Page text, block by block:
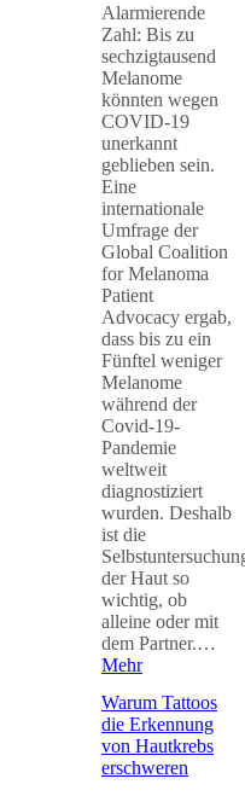
Alarmierende
Zahl: Bis zu
sechzigtausend
Melanome
könnten wegen
COVID-19
unerkannt
geblieben sein.
Eine
internationale
Umfrage der
Global Coalition
for Melanoma
Patient
Advocacy ergab,
dass bis zu ein
Fünftel weniger
Melanome
während der
Covid-19-
Pandemie
weltweit
diagnostiziert
wurden. Deshalb
ist die
der Haut so
wichtig, ob
alleine oder mit
dem Partner.…
Mehr
Warum Tattoos
die Erkennung
von Hautkrebs
erschweren